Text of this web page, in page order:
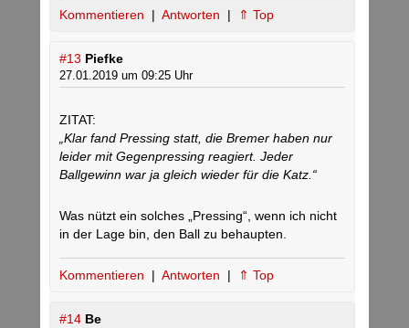
Kommentieren | Antworten | ⇑ Top
#13 Piefke
27.01.2019 um 09:25 Uhr
ZITAT:
„Klar fand Pressing statt, die Bremer haben nur
leider mit Gegenpressing reagiert. Jeder
Ballgewinn war ja gleich wieder für die Katz.“
Was nützt ein solches „Pressing“, wenn ich nicht
in der Lage bin, den Ball zu behaupten.
Kommentieren | Antworten | ⇑ Top
#14 Be